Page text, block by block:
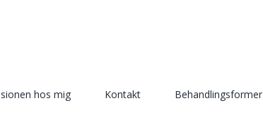
hos mig Kontakt Behandlingsformer